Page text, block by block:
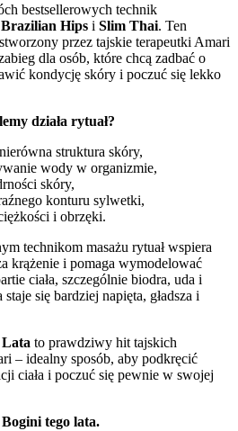
bestsellerowych technik
Brazilian Hips i Slim Thai. Ten
przez tajskie terapeutki Amari
dla osób, które chcą zadbać o
kondycję skóry i poczuć się lekko
działa rytuał?
struktura skóry,
wody w organizmie,
skóry,
konturu sylwetki,
i obrzęki.
technikom masażu rytuał wspiera
krążenie i pomaga wymodelować
ciała, szczególnie biodra, uda i
się bardziej napięta, gładsza i
Lata to prawdziwy hit tajskich
– idealny sposób, aby podkręcić
ciała i poczuć się pewnie w swojej
tego lata.